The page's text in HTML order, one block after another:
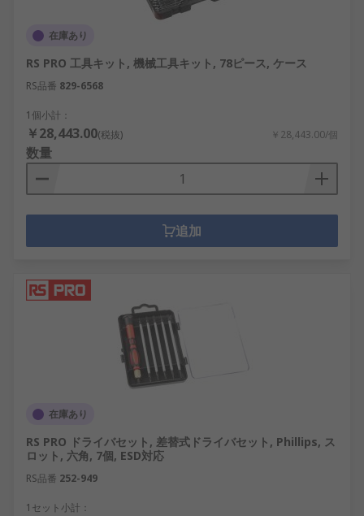
在庫あり
RS PRO 工具キット, 機械工具キット, 78ピース, ケース
RS品番 829-6568
1個小計：
￥28,443.00(税抜) ￥28,443.00/個
数量
追加
在庫あり
RS PRO ドライバセット, 差替式ドライバセット, Phillips, ス
ロット, 六角, 7個, ESD対応
RS品番 252-949
1セット小計：